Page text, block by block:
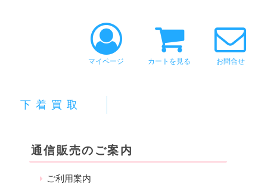
マイページ カートを見る お問合せ
下着買取
通信販売のご案内
ご利用案内